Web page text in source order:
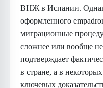
ВНЖ в Испании.
оформленного
миграционные
сложнее или вообще
подтверждает
в стране, а в
ключевых